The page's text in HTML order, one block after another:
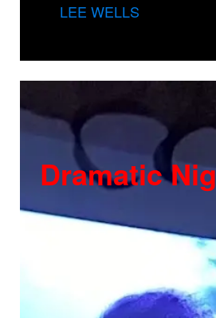
LEE WELLS
Dramatic